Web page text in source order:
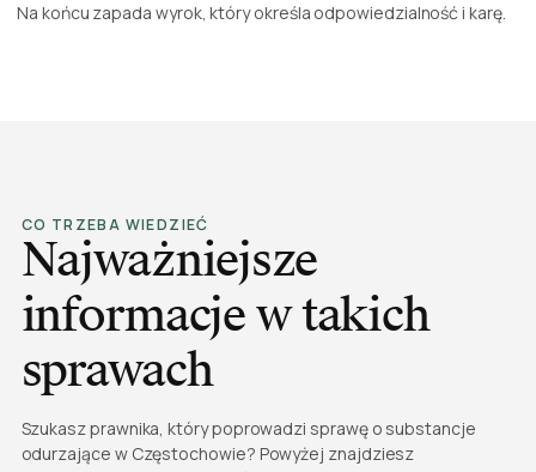
Na końcu zapada wyrok, który określa odpowiedzialność i karę.
CO TRZEBA WIEDZIEĆ
Najważniejsze
informacje w takich
sprawach
Szukasz prawnika, który poprowadzi sprawę o substancje
odurzające w Częstochowie? Powyżej znajdziesz